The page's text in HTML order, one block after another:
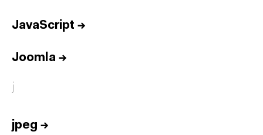
JavaScript →
Joomla →
j
jpeg →